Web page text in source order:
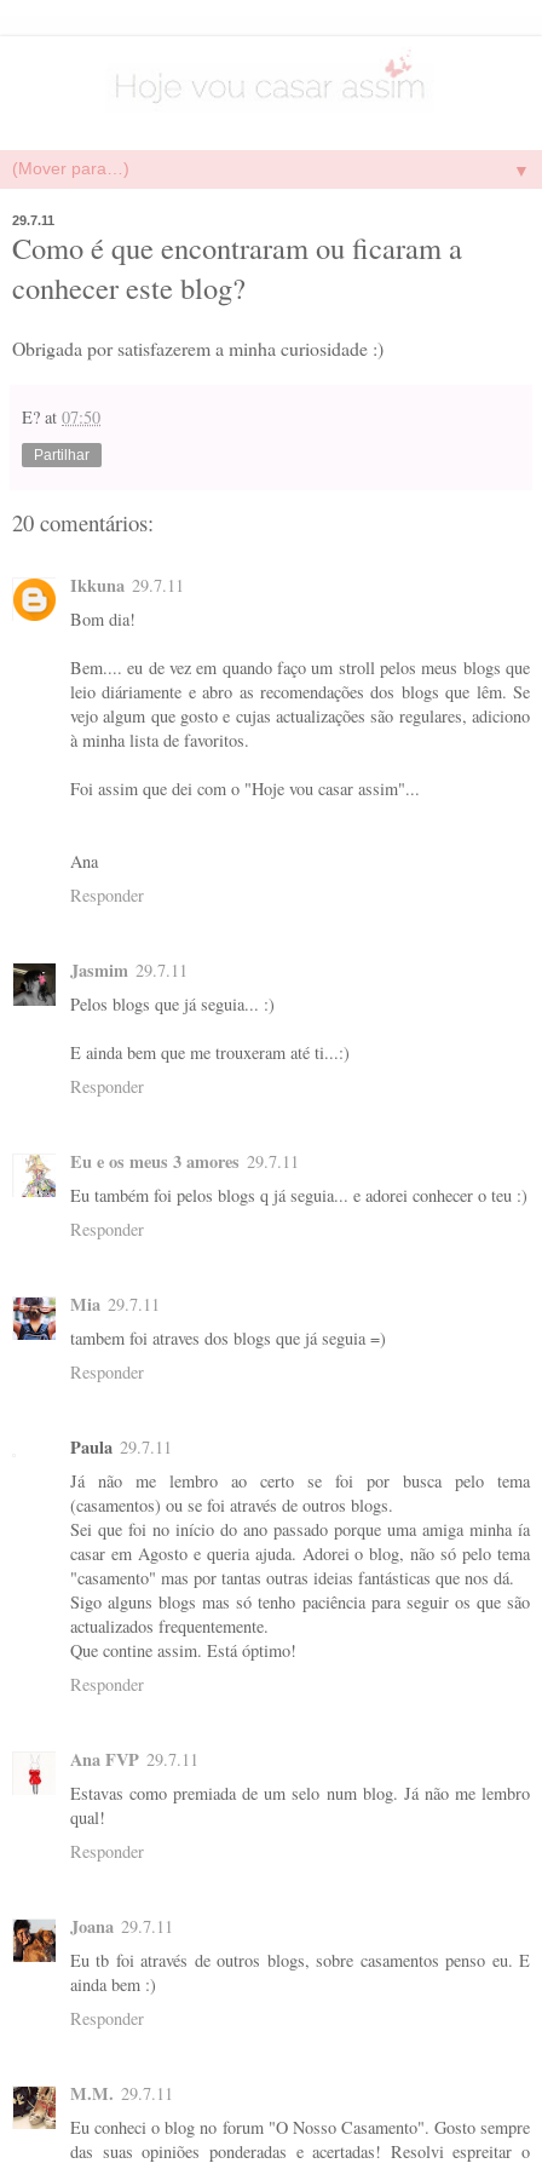
▼
29.7.11
Como é que encontraram ou ficaram a
conhecer este blog?
Obrigada por satisfazerem a minha curiosidade :)
E? at 07:50
Partilhar
20 comentários:
Ikkuna 29.7.11
Bom dia!
Bem.... eu de vez em quando faço um stroll pelos meus blogs que
leio diáriamente e abro as recomendações dos blogs que lêm. Se
vejo algum que gosto e cujas actualizações são regulares, adiciono
à minha lista de favoritos.
Foi assim que dei com o "Hoje vou casar assim"...
Ana
Responder
Jasmim 29.7.11
Pelos blogs que já seguia... :)
E ainda bem que me trouxeram até ti...:)
Responder
Eu e os meus 3 amores 29.7.11
Eu também foi pelos blogs q já seguia... e adorei conhecer o teu :)
Responder
Mia 29.7.11
tambem foi atraves dos blogs que já seguia =)
Responder
Paula 29.7.11
Já não me lembro ao certo se foi por busca pelo tema
(casamentos) ou se foi através de outros blogs.
Sei que foi no início do ano passado porque uma amiga minha ía
casar em Agosto e queria ajuda. Adorei o blog, não só pelo tema
"casamento" mas por tantas outras ideias fantásticas que nos dá.
Sigo alguns blogs mas só tenho paciência para seguir os que são
actualizados frequentemente.
Que contine assim. Está óptimo!
Responder
Ana FVP 29.7.11
Estavas como premiada de um selo num blog. Já não me lembro
qual!
Responder
Joana 29.7.11
Eu tb foi através de outros blogs, sobre casamentos penso eu. E
ainda bem :)
Responder
M.M. 29.7.11
Eu conheci o blog no forum "O Nosso Casamento". Gosto sempre
das suas opiniões ponderadas e acertadas! Resolvi espreitar o